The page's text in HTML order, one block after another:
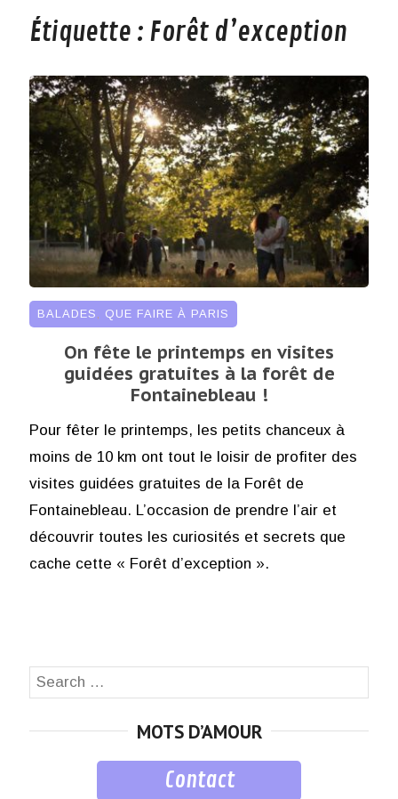
Étiquette : Forêt d’exception
BALADES QUE FAIRE À PARIS
On fête le printemps en visites
guidées gratuites à la forêt de
Fontainebleau !
Pour fêter le printemps, les petits chanceux à
moins de 10 km ont tout le loisir de profiter des
visites guidées gratuites de la Forêt de
Fontainebleau. L’occasion de prendre l’air et
découvrir toutes les curiosités et secrets que
cache cette « Forêt d’exception ».
Search
MOTS D’AMOUR
Contact